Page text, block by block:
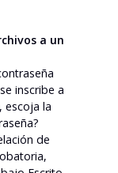
a un
inscribe a
escoja la
de